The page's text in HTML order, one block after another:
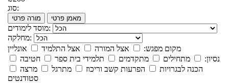
סוג:
מורה פרטי מאמן פרטי
מוסד לימודים:
מחלקה:
מקום מפגש:
אצל המורה אצל התלמיד
אונליין
נסיון:
מתחילים מתקדמים תלמידי בית ספר
חטיבה
הכנה לבגרויות
הפרעות קשב וריכוז מתרגל
מרצה
סטודנטים